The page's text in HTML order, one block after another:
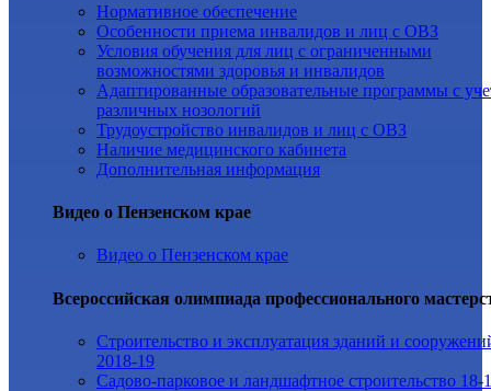
Нормативное обеспечение
Особенности приема инвалидов и лиц с ОВЗ
Условия обучения для лиц с ограниченными
возможностями здоровья и инвалидов
Адаптированные образовательные программы с
различных нозологий
Трудоустройство инвалидов и лиц с ОВЗ
Наличие медицинского кабинета
Дополнительная информация
Видео о Пензенском крае
Видео о Пензенском крае
Всероссийская олимпиада профессионального
Строительство и эксплуатация зданий и
2018-19
Садово-парковое и ландшафтное строительство 18-